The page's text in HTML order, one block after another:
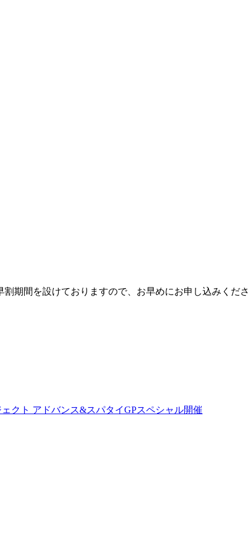
期間を設けておりますので、お早めにお申し込みくださ
クト アドバンス&スパタイGPスペシャル開催